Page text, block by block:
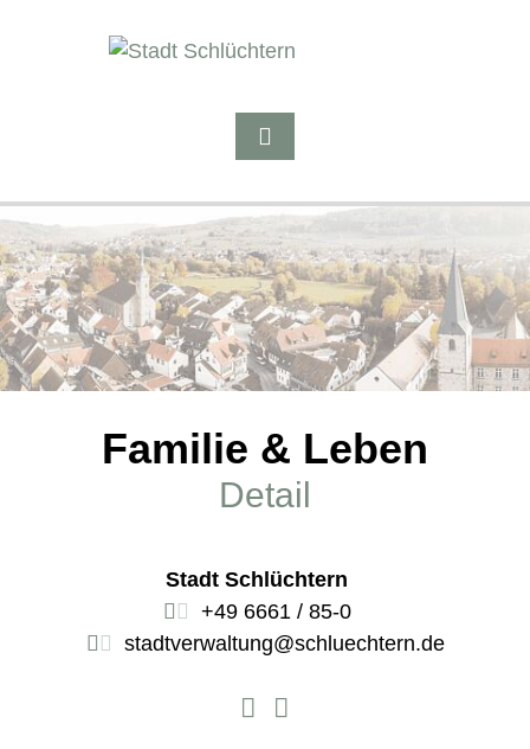
Familie & Leben
Detail
Stadt Schlüchtern
+49 6661 / 85-0
stadtverwaltung@schluechtern.de